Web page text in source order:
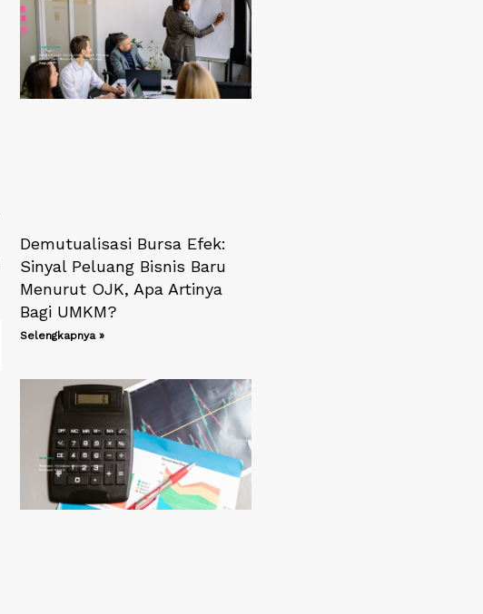
Demutualisasi Bursa Efek:
Sinyal Peluang Bisnis Baru
Menurut OJK, Apa Artinya
Bagi UMKM?
Selengkapnya »